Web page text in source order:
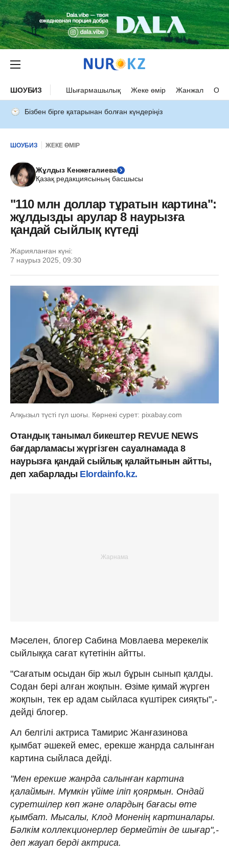
ШОУБИЗ Шығармашылық Жеке өмір Жанжал
Бізбен бірге қатарынан болған күндеріңіз
ШОУБИЗ ЖЕКЕ ӨМІР
Жұлдыз Кенжегалиева
Қазақ редакциясының басшысы
"110 млн доллар тұратын картина":
жұлдызды арулар 8 наурызға
қандай сыйлық күтеді
Жарияланған күні:
7 наурыз 2025, 09:30
Алқызыл түсті гүл шоғы. Көрнекі сурет: pixabay.com
Отандық танымал бикештер REVUE NEWS
бағдарламасы жүргізген сауалнамада 8
наурызға қандай сыйлық қалайтынын айтты,
деп хабарладыElordainfo.kz.
Мәселен, блогер Сабина Мовлаева мерекелік
сыйлыққа сағат күтетінін айтты.
"Сағатым осыдан бір жыл бұрын сынып қалды.
Содан бері алған жоқпын. Өзіме қимай жүрген
жоқпын, тек ер адам сыйласа күштірек сияқты",-
дейді блогер.
Ал белгілі актриса Тамирис Жанғазинова
қымбат әшекей емес, ерекше жанрда салынған
картина сыйласа дейді.
"Мен ерекше жанрда салынған картина
қалаймын. Мүмкін үйіме іліп қоярмын. Ондай
суретшілер көп және олардың бағасы өте
қымбат. Мысалы, Клод Моненің картиналары.
Бәлкім коллекционерлер бермейтін де шығар",-
деп жауап берді актриса.